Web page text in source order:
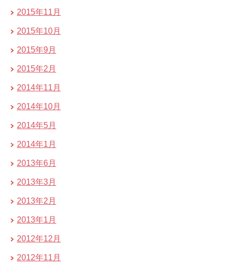
2015年11月
2015年10月
2015年9月
2015年2月
2014年11月
2014年10月
2014年5月
2014年1月
2013年6月
2013年3月
2013年2月
2013年1月
2012年12月
2012年11月